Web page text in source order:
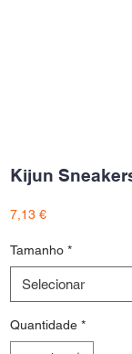
Kijun
7,13 €Preço
Tamanho *
Selecionar
Quantidade *